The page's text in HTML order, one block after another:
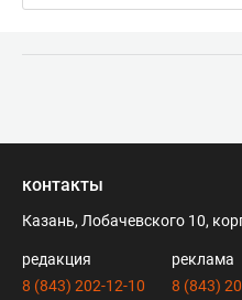
контакты
Казань, Лобачевского 10,
редакция
8 (843) 202-12-10
реклама
8 (843)